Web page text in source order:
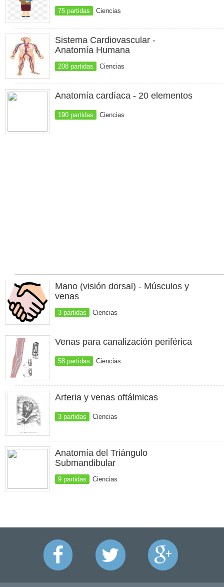
75 partidas Ciencias
Sistema Cardiovascular -
Anatomía Humana
208 partidas Ciencias
Anatomía cardíaca - 20 elementos
190 partidas Ciencias
Mano (visión dorsal) - Músculos y
venas
3 partidas Ciencias
Venas para canalización periférica
58 partidas Ciencias
Arteria y venas oftálmicas
3 partidas Ciencias
Anatomía del Triángulo
Submandibular
9 partidas Ciencias